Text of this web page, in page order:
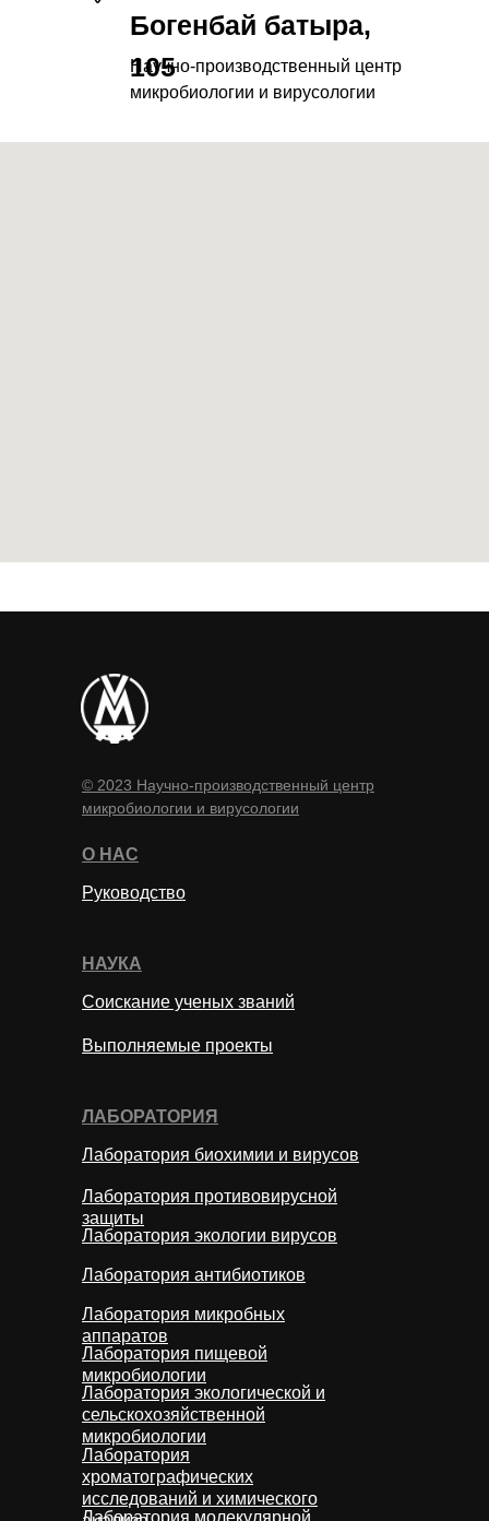
Богенбай батыра,
105
Научно-производственный центр
микробиологии и вирусологии
© 2023 Научно-производственный центр
микробиологии и вирусологии
О НАС
ЛАБОРАТОРИЯ
НАУКА
Руководство
Лаборатория биохимии и вирусов
Лаборатория противовирусной
защиты
Лаборатория экологии вирусов
Лаборатория антибиотиков
Лаборатория микробных
аппаратов
Лаборатория пищевой
микробиологии
Лаборатория экологической и
сельскохозяйственной
микробиологии
Лаборатория
хроматографических
исследований и химического
Лаборатория молекулярной
Соискание ученых званий
Выполняемые проекты